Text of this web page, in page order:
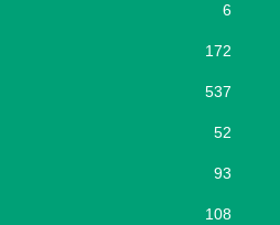
6
172
537
52
93
108